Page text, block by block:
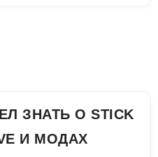
ЗНАТЬ О STICK
И МОДАХ